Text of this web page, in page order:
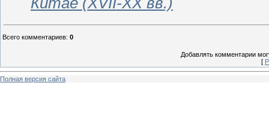
Всего комментариев: 0
Добавлять комментарии
[
Полная версия сайта